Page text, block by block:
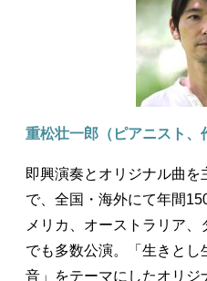
重松壮一郎（ピアニスト、
即興演奏とオリジナル曲
で、全国・海外にて年間
メリカ、オーストラリア
でも多数公演。「生きとし
音」をテーマにしたオリジ